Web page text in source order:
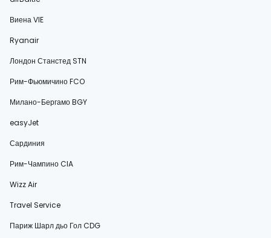
Виена VIE
Ryanair
Лондон Станстед STN
Рим-Фьюмичино FCO
Милано-Бергамо BGY
easyJet
Сардиния
Рим-Чампино CIA
Wizz Air
Travel Service
Париж Шарл дьо Гол CDG